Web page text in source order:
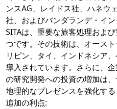
ンスAG、レイドス社、ハネウ
社、およびバンダランデ・イン
SITAは、重要な旅客処理およ
つです。その技術は、オース
リピン、タイ、インドネシア
導入されています。さらに、
の研究開発への投資の増加は
地理的なプレゼンスを強化する
追加の利点: